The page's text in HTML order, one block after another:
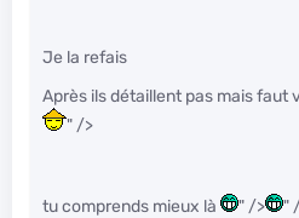
Je la refais
Après ils détaillent pas mais faut
" />
tu comprends mieux là " /> "